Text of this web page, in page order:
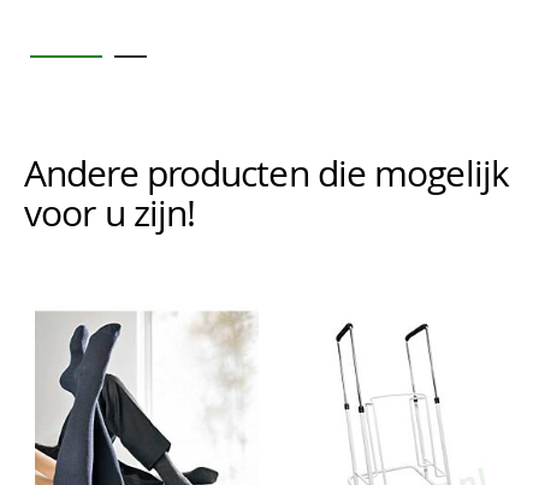
Andere producten die mogelijk
voor u zijn!